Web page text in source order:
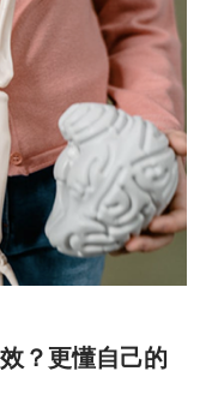
？更懂自己的